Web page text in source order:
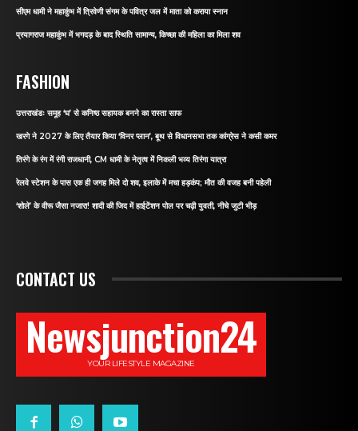
सीएम धामी ने महाकुंभ में त्रिवेणी संगम के पवित्र जल में माता को कराया स्नान
प्रयागराज महाकुंभ में भगदड़ के बाद स्थिति सामान्य, किच्छा की महिला का मिला शव
FASHION
उत्तराखंडः समूह ‘घ’ से कनिष्ठ सहायक बनने का रास्ता साफ
खरगे ने 2027 के लिए तैयार किया ‘विनर प्लान’, बूथ से विधानसभा तक कांग्रेस ने कसी कमर
तिरंगे के रंग में रंगी राजधानी, CM धामी के नेतृत्व में निकली भव्य तिरंगा यात्रा
रेलवे स्टेशन के पास एक ही जगह मिले दो शव, इलाके में मचा हड़कंप; मौत की वजह बनी पहेली
‘शोले’ के वीरू जैसा नजारा! शादी की जिद में हाईटेंशन पोल पर चढ़ी युवती, नीचे जुटी भीड़
CONTACT US
Newsjunction24
YOUR LIFESTYLE MAGAZINE